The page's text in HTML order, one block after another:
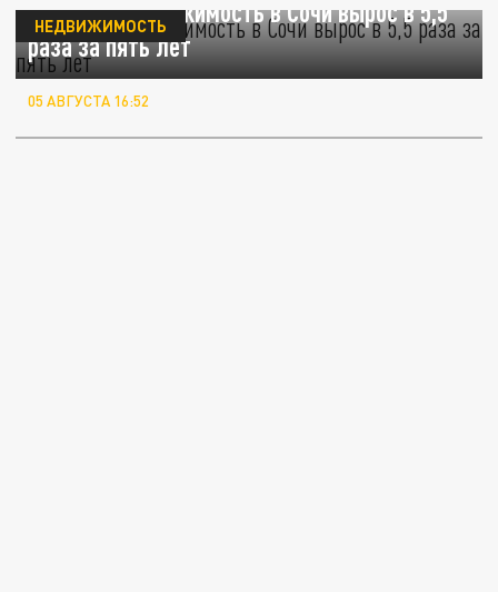
Спрос на недвижимость в Сочи вырос в 5,5
раза за пять лет
НЕДВИЖИМОСТЬ
05 АВГУСТА 16:52